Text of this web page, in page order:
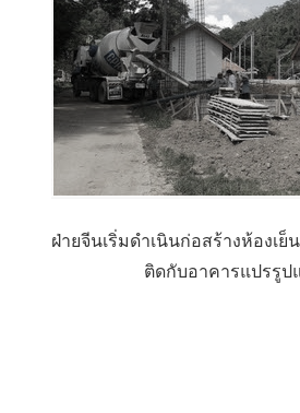
ฝ่ายจีนเริ่มดำเนินก่อสร้างห้องเ
ติดกับอาคารแปรรูป